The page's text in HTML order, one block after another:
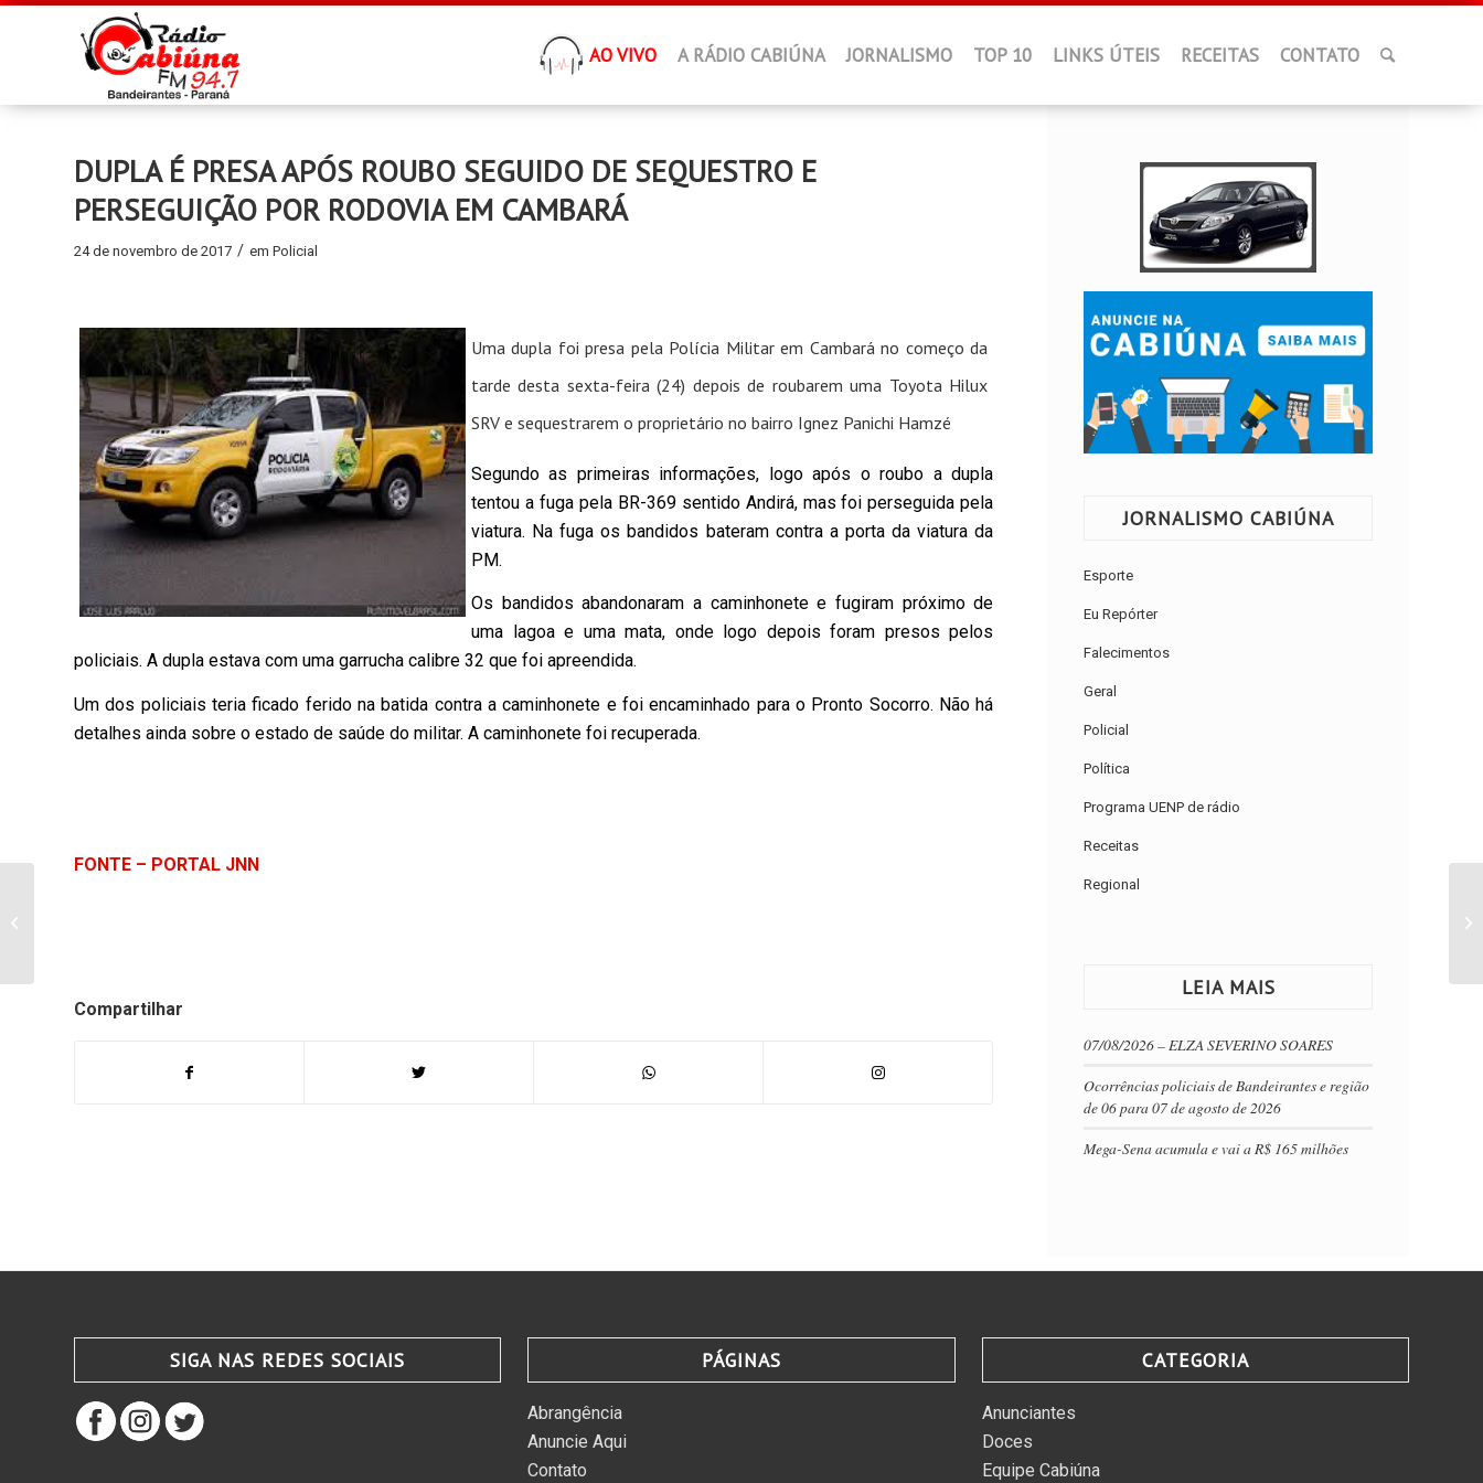
AO VIVO A RÁDIO CABIÚNA JORNALISMO TOP 10 LINKS ÚTEIS RECEITAS CONTATO
DUPLA É PRESA APÓS ROUBO SEGUIDO DE SEQUESTRO E
PERSEGUIÇÃO POR RODOVIA EM CAMBARÁ
24 de novembro de 2017 / em Policial
Uma dupla foi presa pela Polícia Militar em Cambará no começo da
tarde desta sexta-feira (24) depois de roubarem uma Toyota Hilux
SRV e sequestrarem o proprietário no bairro Ignez Panichi Hamzé
Segundo as primeiras informações, logo após o roubo a dupla
tentou a fuga pela BR-369 sentido Andirá, mas foi perseguida pela
viatura. Na fuga os bandidos bateram contra a porta da viatura da
PM.
Os bandidos abandonaram a caminhonete e fugiram próximo de
uma lagoa e uma mata, onde logo depois foram presos pelos
policiais. A dupla estava com uma garrucha calibre 32 que foi apreendida.
Um dos policiais teria ficado ferido na batida contra a caminhonete e foi encaminhado para o Pronto Socorro. Não há
detalhes ainda sobre o estado de saúde do militar. A caminhonete foi recuperada.
FONTE – PORTAL JNN
Compartilhar
JORNALISMO CABIÚNA
Esporte
Eu Repórter
Falecimentos
Geral
Policial
Política
Programa UENP de rádio
Receitas
Regional
LEIA MAIS
07/08/2026 – ELZA SEVERINO SOARES
Ocorrências policiais de Bandeirantes e região
de 06 para 07 de agosto de 2026
Mega-Sena acumula e vai a R$ 165 milhões
SIGA NAS REDES SOCIAIS PÁGINAS
Abrangência
Anuncie Aqui
Contato
CATEGORIA
Anunciantes
Doces
Equipe Cabiúna